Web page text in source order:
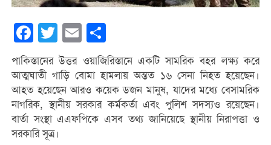
Facebook
Twitter Email
পাকিস্তানের উত্তর ওয়াজিরিস্তানে একটি সামরিক বহর লক্ষ্য করে
আত্মঘাতী গাড়ি বোমা হামলায় অন্তত ১৬ সেনা নিহত হয়েছেন।
আহত হয়েছেন আরও কয়েক ডজন মানুষ, যাদের মধ্যে বেসামরিক
নাগরিক, স্থানীয় সরকার কর্মকর্তা এবং পুলিশ সদস্যও রয়েছেন।
বার্তা সংস্থা এএফপিকে এসব তথ্য জানিয়েছে স্থানীয় নিরাপত্তা ও
সরকারি সূত্র।